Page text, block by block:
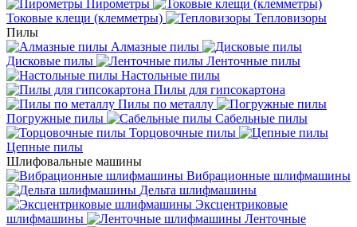
Пирометры
Токовые клещи (клемметры)
Тепловизоры
Пилы
Алмазные пилы
Дисковые пилы
Ленточные пилы
Настольные пилы
Пилы для гипсокартона
Пилы по металлу
Погружные пилы
Сабельные пилы
Торцовочные пилы
Цепные пилы
Шлифовальные машины
Вибрационные шлифмашины
Дельта шлифмашины
Эксцентриковые
шлифмашины
Ленточные